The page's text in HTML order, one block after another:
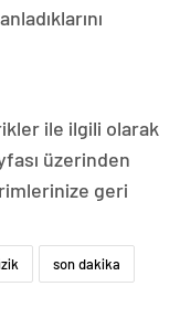
ile ilgili olarak
üzerinden
geri
son dakika